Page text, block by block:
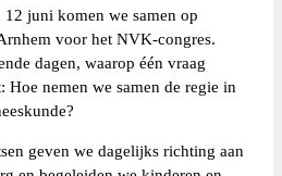
12 juni komen we samen op
voor het NVK-congres.
dagen, waarop één vraag
Hoe nemen we samen de regie in
geven we dagelijks richting aan